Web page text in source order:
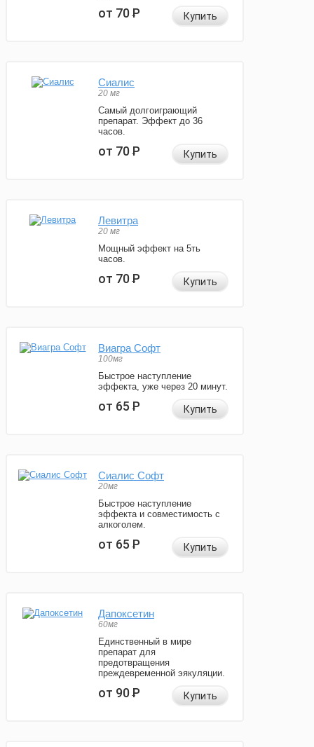
от 70Р Купить
Сиалис
20 мг
Самый долгоиграющий
препарат. Эффект до 36
часов.
от 70Р Купить
Левитра
20 мг
Мощный эффект на 5ть
часов.
от 70Р Купить
Виагра Софт
100мг
Быстрое наступление
эффекта, уже через 20 минут.
от 65Р Купить
Сиалис Софт
20мг
Быстрое наступление
эффекта и совместимость с
алкоголем.
от 65Р Купить
Дапоксетин
60мг
Единственный в мире
препарат для
предотвращения
преждевременной эякуляции.
от 90Р Купить